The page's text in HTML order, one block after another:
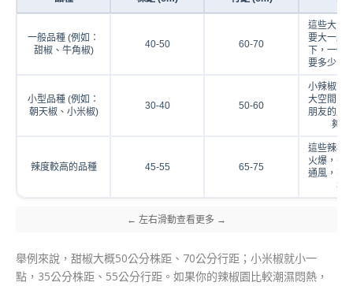
一般品種 (例如：
甜椒、牛角椒)
40-50 60-70
這些大家
要大一點
下，一個
要多少活
小型品種 (例如：
朝天椒、小米椒)
30-40 50-60
小辣椒就
大空間了
朋友的房
夠了
辣度較高的品種 45-55 65-75
這些辣椒
火爆，需
通風，不
病
舉例來說，甜椒大概50公分株距、70公分行距；小米椒就小一
點，35公分株距、55公分行距。如果你的辣椒園比較潮濕悶熱，